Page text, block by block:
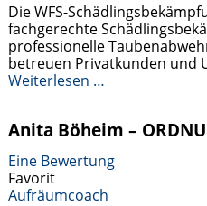
Die WFS-
fachgerechte
professionelle
betreuen Privatkunden und
Weiterlesen …
Anita Böheim –
Eine Bewertung
Favorit
Aufräumcoach